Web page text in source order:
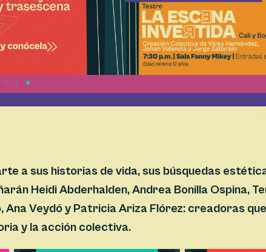
a sus historias de vida, sus búsquedas
Heidi Abderhalden, Andrea Bonilla Ospina,
Veydó y Patricia Ariza Flórez: creadoras
y la acción colectiva.